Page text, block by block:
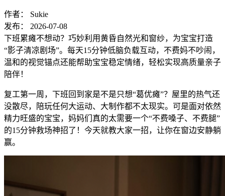
作者：
Sukie
发布： 2026-07-08
下班累瘫不想动？巧妙利用黄昏自然光和窗纱，为宝宝打造
“影子清凉剧场”。每天15分钟低脑负载互动，不费妈不吵闹，
温和的视觉锚点还能帮助宝宝稳定情绪，轻松实现高质量亲子
陪伴！
复工第一周，下班回到家是不是只想“葛优瘫”？屋里的热气还
没散尽，陪玩任何大运动、大制作都不太现实。可是面对依然
精力旺盛的宝宝，妈妈们真的太需要一个“不费嗓子、不费腿”
的15分钟救场神招了！今天就教大家一招，让你在窗边安静躺
赢。